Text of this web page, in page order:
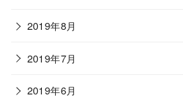
2019年8月
2019年7月
2019年6月